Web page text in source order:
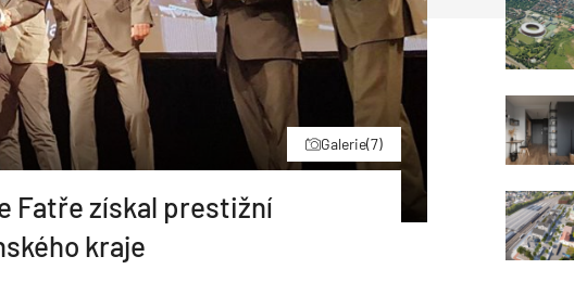
Galerie(7)
Fatře získal prestižní
kraje